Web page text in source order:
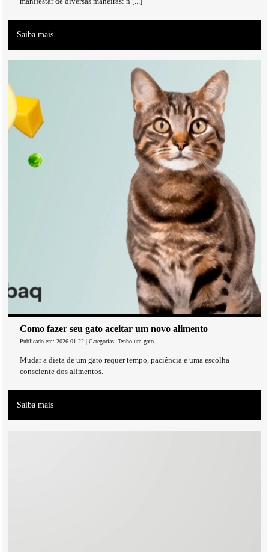
Saiba mais
Como fazer seu gato aceitar um novo alimento
Publicado em: 2026-01-22 | Categorias:Tenho um gato
Mudar a dieta de um gato requer tempo, paciência e uma escolha
consciente dos alimentos.
Saiba mais